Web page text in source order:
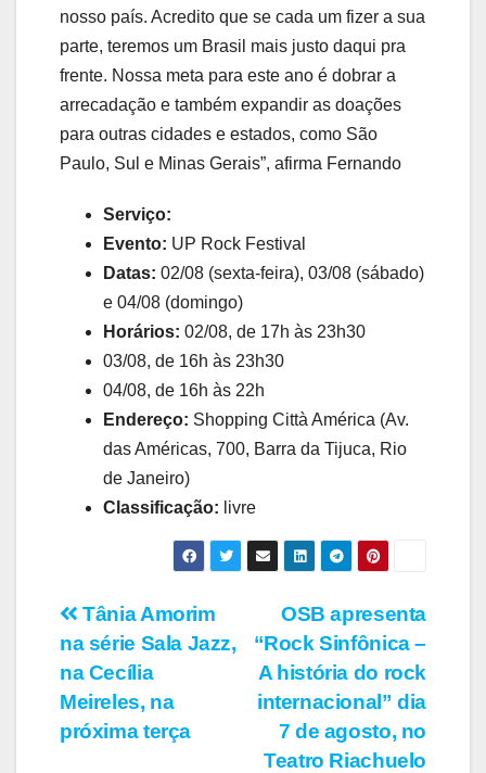
nosso país. Acredito que se cada um fizer a sua
parte, teremos um Brasil mais justo daqui pra
frente. Nossa meta para este ano é dobrar a
arrecadação e também expandir as doações
para outras cidades e estados, como São
Paulo, Sul e Minas Gerais”, afirma Fernando
Serviço:
Evento: UP Rock Festival
Datas: 02/08 (sexta-feira), 03/08 (sábado)
e 04/08 (domingo)
Horários: 02/08, de 17h às 23h30
03/08, de 16h às 23h30
04/08, de 16h às 22h
Endereço: Shopping Città América (Av.
das Américas, 700, Barra da Tijuca, Rio
de Janeiro)
Classificação: livre
Navegação
de
Post
OSB apresenta
“Rock Sinfônica –
A história do rock
internacional” dia
7 de agosto, no
Teatro Riachuelo
Tânia Amorim
na série Sala Jazz,
na Cecília
Meireles, na
próxima terça